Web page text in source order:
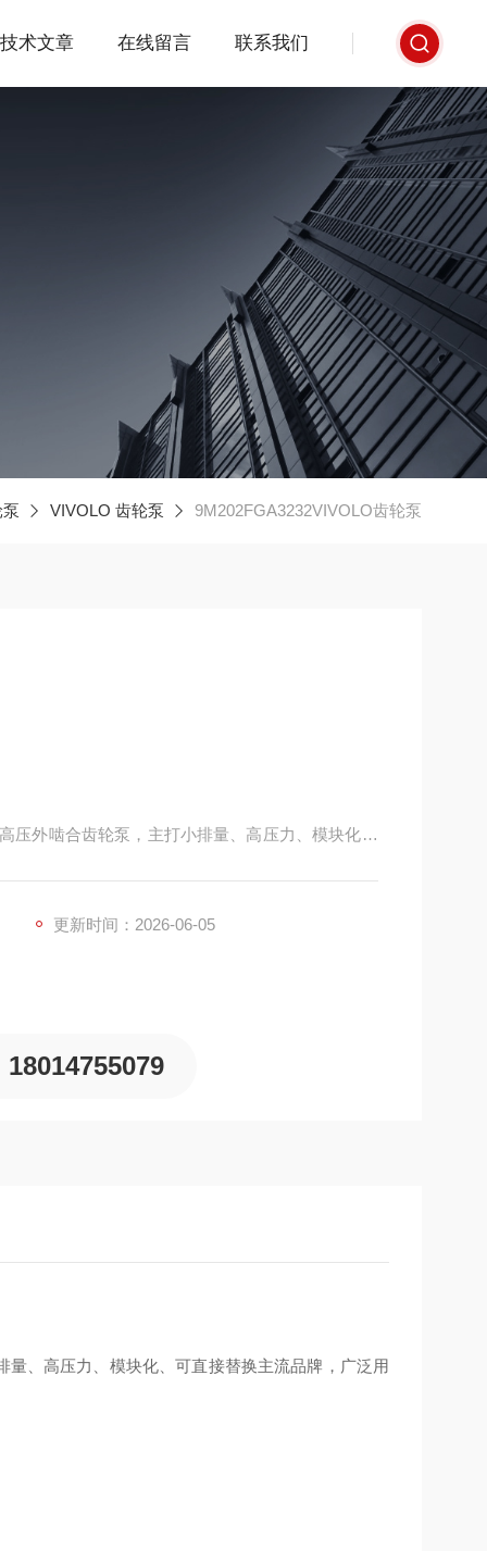
技术文章 在线留言 联系我们
VIVOLO 齿轮泵 9M202FGA3232VIVOLO齿轮泵
压外啮合齿轮泵，主打小排量、高压力、模块化、
、安装尺寸通用
更新时间：2026-06-05
18014755079
、高压力、模块化、可直接替换主流品牌，广泛用